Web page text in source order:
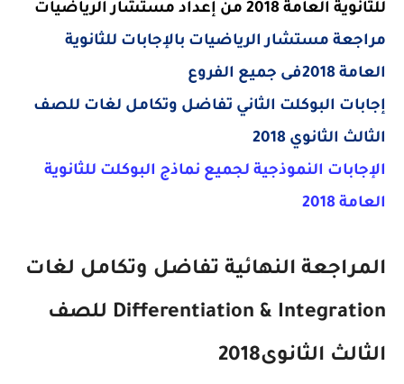
للثانوية العامة 2018 من إعداد مستشار الرياضيات
مراجعة مستشار الرياضيات بالإجابات للثانوية
العامة 2018فى جميع الفروع
إجابات البوكلت الثاني تفاضل وتكامل لغات للصف
الثالث الثانوي 2018
الإجابات النموذجية لجميع نماذج البوكلت للثانوية
العامة 2018
المراجعة النهائية تفاضل وتكامل لغات
Differentiation & Integration للصف
الثالث الثانوى2018